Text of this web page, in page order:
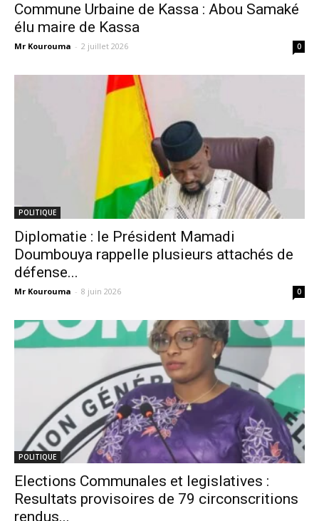
Commune Urbaine de Kassa : Abou Samaké
élu maire de Kassa
Mr Kourouma - 2 juillet 2026 0
POLITIQUE
Diplomatie : le Président Mamadi
Doumbouya rappelle plusieurs attachés de
défense...
Mr Kourouma - 8 juin 2026 0
POLITIQUE
Elections Communales et legislatives :
Resultats provisoires de 79 circonscritions
rendus...